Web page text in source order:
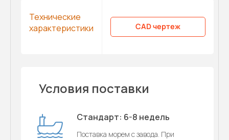
Технические
характеристики
CAD чертеж
Условия поставки
Стандарт: 6-8 недель
Поставка морем с завода. При